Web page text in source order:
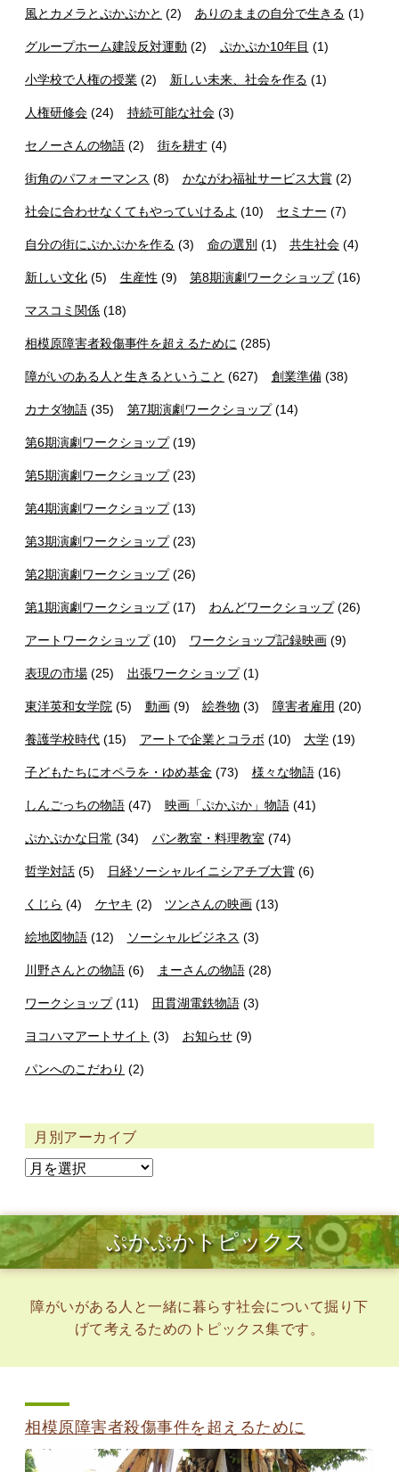
風とカメラとぷかぷかと (2) ありのままの自分で生きる (1)
グループホーム建設反対運動 (2) ぷかぷか10年目 (1)
小学校で人権の授業 (2) 新しい未来、社会を作る (1)
人権研修会 (24) 持続可能な社会(3)
セノーさんの物語 (2) 街を耕す (4)
街角のパフォーマンス (8) かながわ福祉サービス大賞(2)
社会に合わせなくてもやっていけるよ (10) セミナー (7)
自分の街にぷかぷかを作る (3) 命の選別 (1) 共生社会 (4)
新しい文化 (5) 生産性 (9) 第8期演劇ワークショップ(16)
マスコミ関係 (18)
相模原障害者殺傷事件を超えるために (285)
障がいのある人と生きるということ (627) 創業準備(38)
カナダ物語 (35) 第7期演劇ワークショップ(14)
第6期演劇ワークショップ(19)
第5期演劇ワークショップ(23)
第4期演劇ワークショップ(13)
第3期演劇ワークショップ(23)
第2期演劇ワークショップ(26)
第1期演劇ワークショップ(17) わんどワークショップ(26)
アートワークショップ(10) ワークショップ記録映画(9)
表現の市場 (25) 出張ワークショップ(1)
東洋英和女学院 (5) 動画(9) 絵巻物 (3) 障害者雇用 (20)
養護学校時代 (15) アートで企業とコラボ (10) 大学 (19)
子どもたちにオペラを・ゆめ基金 (73) 様々な物語(16)
しんごっちの物語 (47) 映画「ぷかぷか」物語(41)
ぷかぷかな日常 (34) パン教室・料理教室 (74)
哲学対話 (5) 日経ソーシャルイニシアチブ大賞(6)
くじら (4) ケヤキ (2) ツンさんの映画 (13)
絵地図物語 (12) ソーシャルビジネス (3)
川野さんとの物語 (6) まーさんの物語(28)
ワークショップ(11) 田貫湖電鉄物語(3)
ヨコハマアートサイト (3) お知らせ(9)
パンへのこだわり (2)
月別アーカイブ
ぷかぷかトピックス
障がいがある人と一緒に暮らす社会について掘り下
げて考えるためのトピックス集です。
相模原障害者殺傷事件を超えるために